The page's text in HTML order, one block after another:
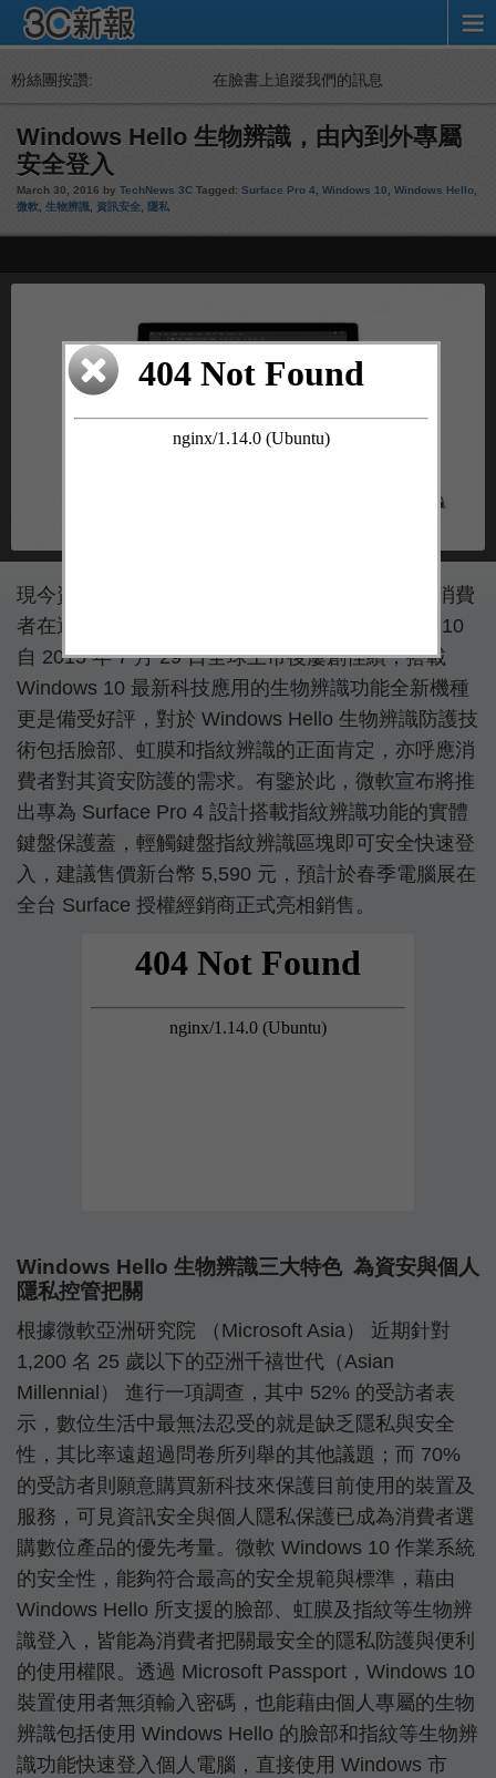
粉絲團按讚: 在臉書上追蹤我們的訊息
Windows Hello 生物辨識，由內到外專屬
安全登入
March 30, 2016 by TechNews 3C Tagged: Surface Pro 4 Windows 10 Windows Hello
微軟 生物辨識 資訊安全 隱私
現今資訊安全與個人隱私防護的重要性，已成為消費
者在選擇數位產品時的功能考量之一。Windows 10
自 2015 年 7 月 29 日全球上市後屢創佳績，搭載
Windows 10 最新科技應用的生物辨識功能全新機種
更是備受好評，對於 Windows Hello 生物辨識防護技
術包括臉部、虹膜和指紋辨識的正面肯定，亦呼應消
費者對其資安防護的需求。有鑒於此，微軟宣布將推
出專為 Surface Pro 4 設計搭載指紋辨識功能的實體
鍵盤保護蓋，輕觸鍵盤指紋辨識區塊即可安全快速登
入，建議售價新台幣 5,590 元，預計於春季電腦展在
全台 Surface 授權經銷商正式亮相銷售。
Windows Hello 生物辨識三大特色 為資安與個人
隱私控管把關
根據微軟亞洲研究院 （Microsoft Asia） 近期針對
1,200 名 25 歲以下的亞洲千禧世代（Asian
Millennial） 進行一項調查，其中 52% 的受訪者表
示，數位生活中最無法忍受的就是缺乏隱私與安全
性，其比率遠超過問卷所列舉的其他議題；而 70%
的受訪者則願意購買新科技來保護目前使用的裝置及
服務，可見資訊安全與個人隱私保護已成為消費者選
購數位產品的優先考量。微軟 Windows 10 作業系統
的安全性，能夠符合最高的安全規範與標準，藉由
Windows Hello 所支援的臉部、虹膜及指紋等生物辨
識登入，皆能為消費者把關最安全的隱私防護與便利
的使用權限。透過 Microsoft Passport，Windows 10
裝置使用者無須輸入密碼，也能藉由個人專屬的生物
辨識包括使用 Windows Hello 的臉部和指紋等生物辨
識功能快速登入個人電腦，直接使用 Windows 市